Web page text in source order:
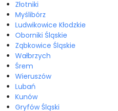
Złotniki
Myślibórz
Ludwikowice Kłodzkie
Oborniki Śląskie
Ząbkowice Śląskie
Wałbrzych
Śrem
Wieruszów
Lubań
Kunów
Gryfów Śląski